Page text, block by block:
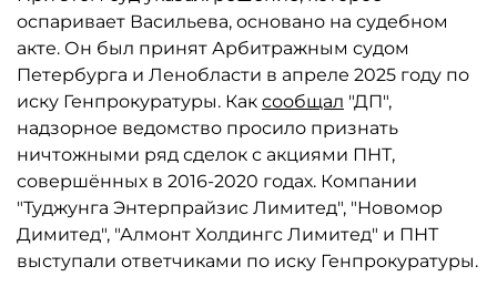
оспаривает Васильева, основано на судебном
акте. Он был принят Арбитражным судом
Петербурга и Ленобласти в апреле 2025 году по
иску Генпрокуратуры. Как сообщал "ДП",
надзорное ведомство просило признать
ничтожными ряд сделок с акциями ПНТ,
совершённых в 2016-2020 годах. Компании
"Туджунга Энтерпрайзис Лимитед", "Новомор
Димитед", "Алмонт Холдингс Лимитед" и ПНТ
выступали ответчиками по иску Генпрокуратуры.